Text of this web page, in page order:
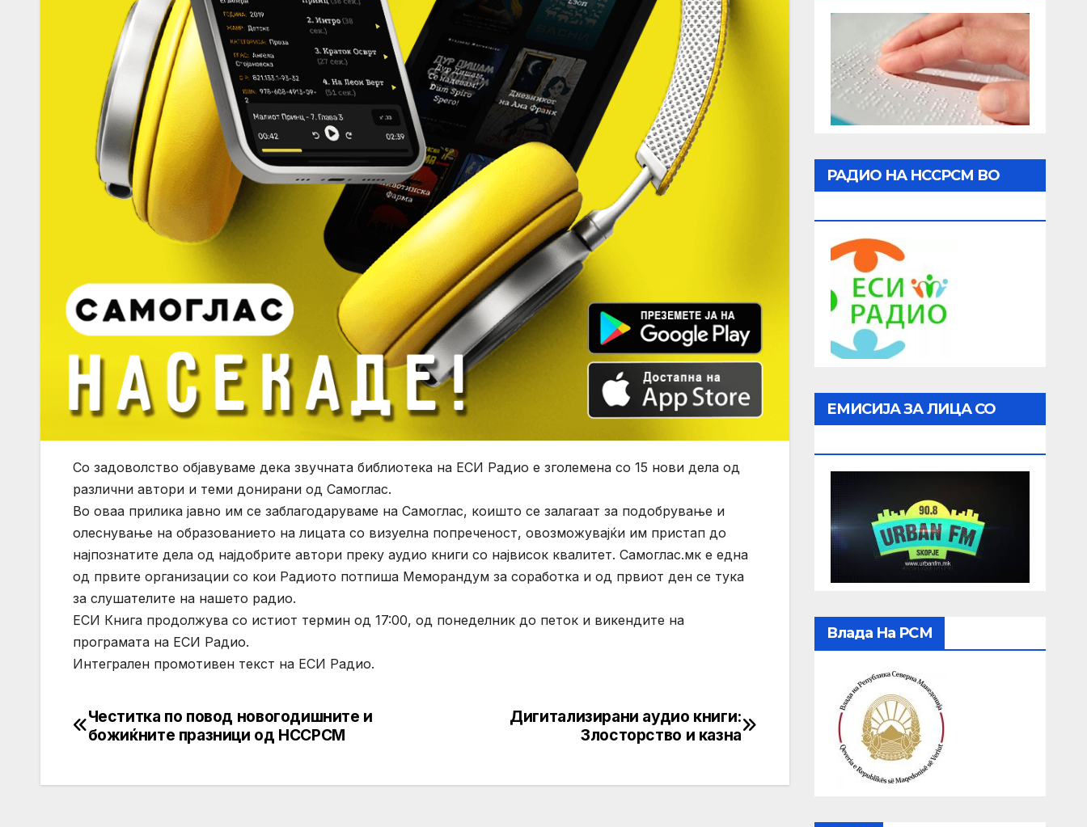
Со задоволство објавуваме дека звучната библиотека на ЕСИ Радио е зголемена со 15 нови дела од
различни автори и теми донирани од Самоглас.
Во оваа прилика јавно им се заблагодаруваме на Самоглас, коишто се залагаат за подобрување и
олеснување на образованието на лицата со визуелна попреченост, овозможувајќи им пристап до
најпознатите дела од најдобрите автори преку аудио книги со највисок квалитет. Самоглас.мк е една
од првите организации со кои Радиото потпиша Меморандум за соработка и од првиот ден се тука
за слушателите на нашето радио.
ЕСИ Книга продолжува со истиот термин од 17:00, од понеделник до петок и викендите на
програмата на ЕСИ Радио.
Интегрален промотивен текст на ЕСИ Радио.
Post
Дигитализирани аудио книги:
Злосторство и казна
Честитка по повод новогодишните и
божиќните празници од НССРСМ
РАДИО НА НССРСМ ВО
ЕМИСИЈА ЗА ЛИЦА СО
Влада На РСМ